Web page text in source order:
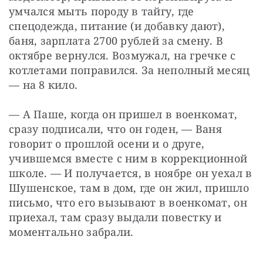
умчался мыть породу в тайгу, где
спецодежда, питание (и добавку дают),
баня, зарплата 2700 рублей за смену. В
октябре вернулся. Возмужал, на гречке с
котлетами поправился. За неполный месяц
— на 8 кило.
— А Паше, когда он пришел в военкомат,
сразу подписали, что он годен, — Ваня
говорит о прошлой осени и о друге,
учившемся вместе с ним в коррекционной
школе. — И получается, в ноябре он уехал в
Шушенское, там в дом, где он жил, пришло
письмо, что его вызывают в военкомат, он
приехал, там сразу выдали повестку и
моментально забрали.